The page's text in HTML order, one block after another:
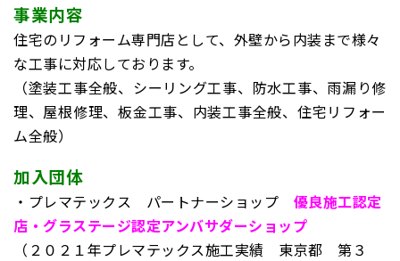
事業内容
住宅のリフォーム専門店として、外壁から内装まで様々
な工事に対応しております。
（塗装工事全般、シーリング工事、防水工事、雨漏り修
理、屋根修理、板金工事、内装工事全般、住宅リフォー
ム全般）
加入団体
・プレマテックス パートナーショップ
優良施工認定
店・グラステージ認定アンバサダーショップ
（２０２１年プレマテックス施工実績 東京都 第３